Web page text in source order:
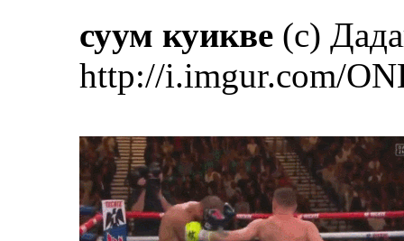
суум куикве (с)
http://i.imgur.com/